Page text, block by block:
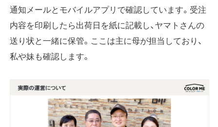
通知メールとモバイルアプリで確認しています。受注
内容を印刷したら出荷日を紙に記載し、ヤマトさんの
送り状と一緒に保管。ここは主に母が担当しており、
私や妹も確認します。